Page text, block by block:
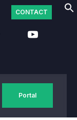
CONTACT
Portal